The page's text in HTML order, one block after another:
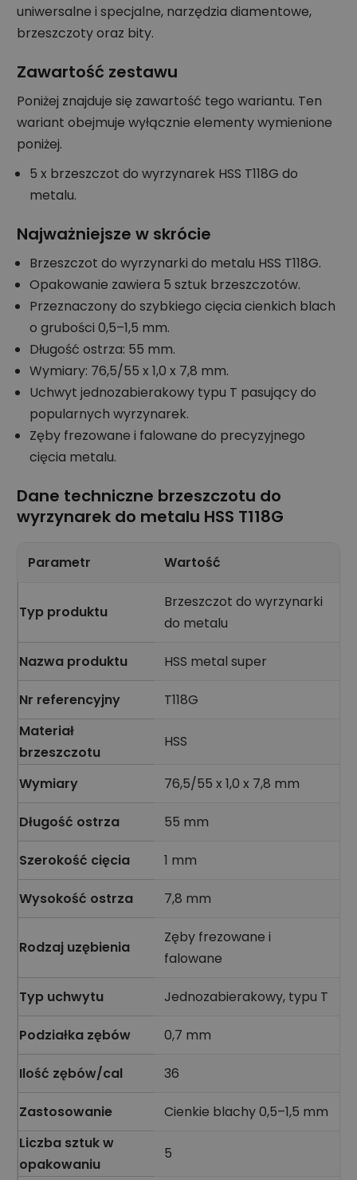
uniwersalne i specjalne, narzędzia diamentowe,
brzeszczoty oraz bity.
Zawartość zestawu
Poniżej znajduje się zawartość tego wariantu. Ten
wariant obejmuje wyłącznie elementy wymienione
poniżej.
5 x brzeszczot do wyrzynarek HSS T118G do
metalu.
Najważniejsze w skrócie
Brzeszczot do wyrzynarki do metalu HSS T118G.
Opakowanie zawiera 5 sztuk brzeszczotów.
Przeznaczony do szybkiego cięcia cienkich blach
o grubości 0,5–1,5 mm.
Długość ostrza: 55 mm.
Wymiary: 76,5/55 x 1,0 x 7,8 mm.
Uchwyt jednozabierakowy typu T pasujący do
popularnych wyrzynarek.
Zęby frezowane i falowane do precyzyjnego
cięcia metalu.
Dane techniczne brzeszczotu do
wyrzynarek do metalu HSS T118G
Parametr Wartość
Typ produktu
Brzeszczot do wyrzynarki
do metalu
Nazwa produktu HSS metal super
Nr referencyjny
T118G
Materiał
brzeszczotu
HSS
Wymiary 76,5/55 x 1,0 x 7,8 mm
Długość ostrza 55 mm
Szerokość cięcia 1 mm
Wysokość ostrza 7,8 mm
Rodzaj uzębienia
Zęby frezowane i
falowane
Typ uchwytu Jednozabierakowy, typu T
Podziałka zębów 0,7 mm
Ilość zębów/cal 36
Zastosowanie
Cienkie blachy 0,5–1,5 mm
Liczba sztuk w
opakowaniu
5